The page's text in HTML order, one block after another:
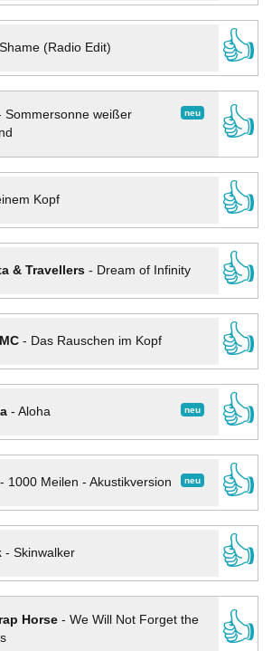
Shame (Radio Edit)
👍
neu
Sommersonne weißer
👍
Kopf
👍
& Travellers- Dream of Infinity
👍
- Das Rauschen im Kopf
👍
neu
- Aloha
👍
neu
1000 Meilen - Akustikversion
👍
- Skinwalker
👍
Horse- We Will Not Forget the
👍